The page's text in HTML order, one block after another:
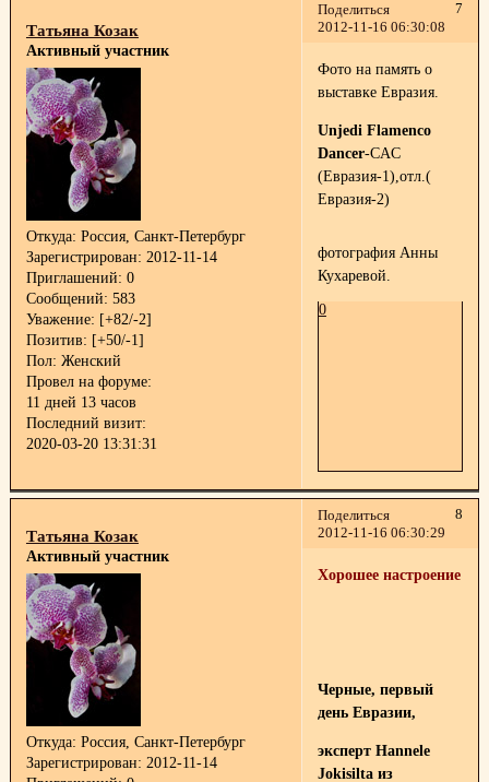
Поделиться
7
2012-11-16 06:30:08
Татьяна Козак
Активный участник
Откуда: Россия, Санкт-Петербург
Зарегистрирован: 2012-11-14
Приглашений: 0
Сообщений: 583
Уважение: [+82/-2]
Позитив: [+50/-1]
Пол: Женский
Провел на форуме:
11 дней 13 часов
Последний визит:
2020-03-20 13:31:31
Фото на память о
выставке Евразия.
Unjedi Flamenco
Dancer-CAC
(Евразия-1),отл.(
Евразия-2)
фотография Анны
Кухаревой.
0
Поделиться
8
2012-11-16 06:30:29
Татьяна Козак
Активный участник
Откуда: Россия, Санкт-Петербург
Зарегистрирован: 2012-11-14
Хорошее настроение
Черные, первый
день Евразии,
эксперт Hannele
Jokisilta из